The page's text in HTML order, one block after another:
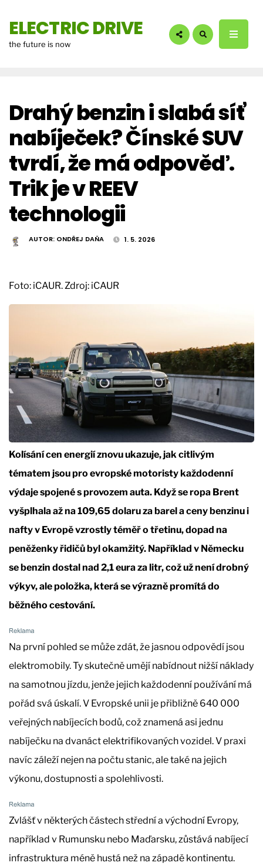
ELECTRIC DRIVE
the future is now
Drahý benzin i slabá síť
nabíječek? Čínské SUV
tvrdí, že má odpověď.
Trik je v REEV
technologii
AUTOR: ONDŘEJ DAŇA 1. 5. 2026
Foto: iCAUR. Zdroj: iCAUR
Kolísání cen energií znovu ukazuje, jak citlivým
tématem jsou pro evropské motoristy každodenní
výdaje spojené s provozem auta. Když se ropa Brent
vyšplhala až na 109,65 dolaru za barel a ceny benzinu i
nafty v Evropě vzrostly téměř o třetinu, dopad na
peněženky řidičů byl okamžitý. Například v Německu
se benzin dostal nad 2,1 eura za litr, což už není drobný
výkyv, ale položka, která se výrazně promítá do
běžného cestování.
Na první pohled se může zdát, že jasnou odpovědí jsou
elektromobily. Ty skutečně umějí nabídnout nižší náklady
na samotnou jízdu, jenže jejich každodenní používání má
pořád svá úskalí. V Evropské unii je přibližně 640 000
veřejných nabíjecích bodů, což znamená asi jednu
nabíječku na dvanáct elektrifikovaných vozidel. V praxi
navíc záleží nejen na počtu stanic, ale také na jejich
výkonu, dostupnosti a spolehlivosti.
Zvlášť v některých částech střední a východní Evropy,
například v Rumunsku nebo Maďarsku, zůstává nabíjecí
infrastruktura méně hustá než na západě kontinentu.